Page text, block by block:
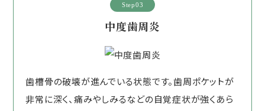
Step03
中度歯周炎
歯槽骨の破壊が進んでいる状態です。歯周ポケットが
非常に深く、痛みやしみるなどの自覚症状が強くあら